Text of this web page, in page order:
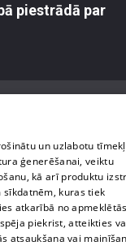
piestrādā par
un uzlabotu
ģenerēšanai, veiktu
kā arī produktu
kuras tiek
atkarībā no
piekrist, atteikties
atsaukšana vai